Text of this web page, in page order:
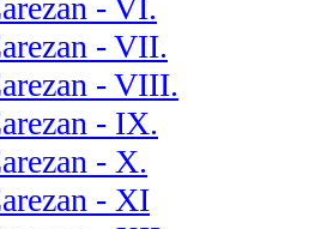
- VI.
- VII.
- VIII.
- IX.
- X.
- XI